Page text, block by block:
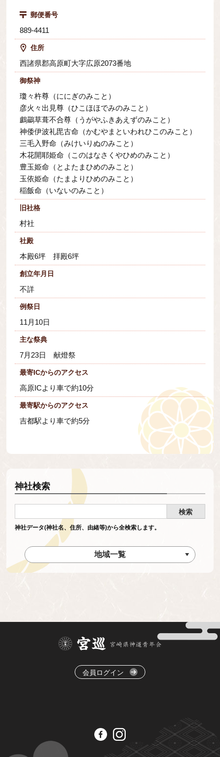
郵便番号
889-4411
住所
西諸県郡高原町大字広原2073番地
御祭神
瓊々杵尊（ににぎのみこと）
彦火々出見尊（ひこほほでみのみこと）
鸕鷀草葺不合尊（うがやふきあえずのみこと）
神倭伊波礼毘古命（かむやまといわれひこのみこと）
三毛入野命（みけいりぬのみこと）
木花開耶姫命（このはなさくやひめのみこと）
豊玉姫命（とよたまひめのみこと）
玉依姫命（たまよりひめのみこと）
稲飯命（いないのみこと）
旧社格
村社
社殿
本殿6坪 拝殿6坪
創立年月日
不詳
例祭日
11月10日
主な祭典
7月23日 献燈祭
最寄ICからのアクセス
高原ICより車で約10分
最寄駅からのアクセス
吉都駅より車で約5分
神社検索
神社データ(神社名、住所、由緒等)から全検索します。
地域一覧
会員ログイン